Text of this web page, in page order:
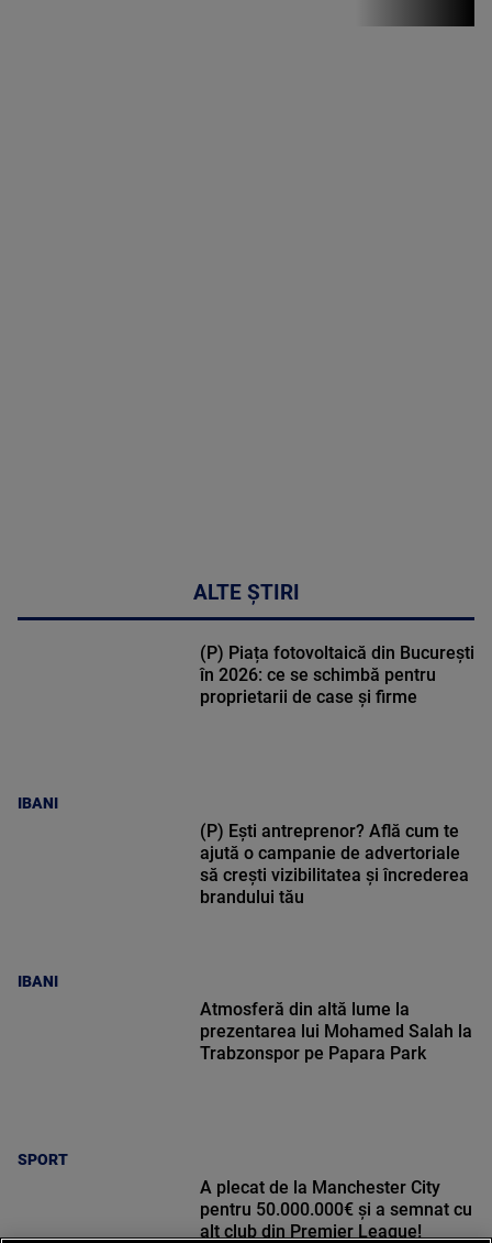
ALTE ȘTIRI
IBANI
(P) Piața fotovoltaică din București
în 2026: ce se schimbă pentru
proprietarii de case și firme
IBANI
(P) Ești antreprenor? Află cum te
ajută o campanie de advertoriale
să crești vizibilitatea și încrederea
brandului tău
SPORT
Atmosferă din altă lume la
prezentarea lui Mohamed Salah la
Trabzonspor pe Papara Park
A plecat de la Manchester City
pentru 50.000.000€ și a semnat cu
alt club din Premier League!